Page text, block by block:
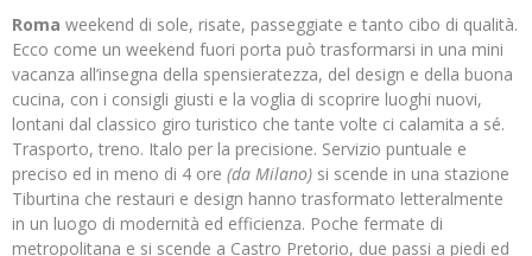
Roma weekend di sole, risate, passeggiate e tanto cibo di qualità.
Ecco come un weekend fuori porta può trasformarsi in una mini
vacanza all’insegna della spensieratezza, del design e della buona
cucina, con i consigli giusti e la voglia di scoprire luoghi nuovi,
lontani dal classico giro turistico che tante volte ci calamita a sé.
Trasporto, treno. Italo per la precisione. Servizio puntuale e
preciso ed in meno di 4 ore (da Milano) si scende in una stazione
Tiburtina che restauri e design hanno trasformato letteralmente
in un luogo di modernità ed efficienza. Poche fermate di
metropolitana e si scende a Castro Pretorio, due passi a piedi ed